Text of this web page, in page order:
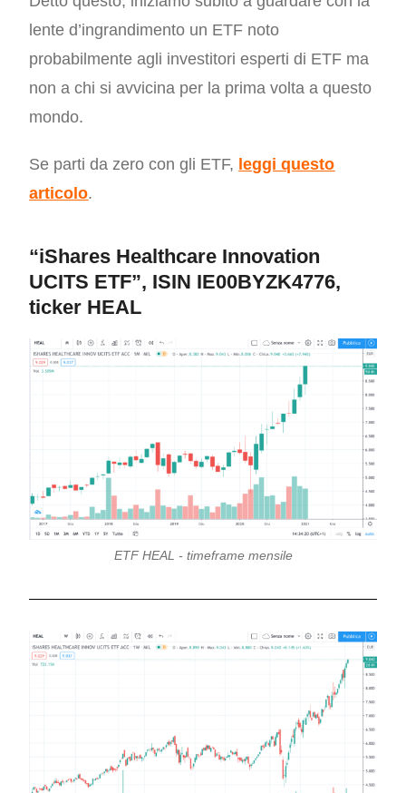
lente d’ingrandimento un ETF noto
probabilmente agli investitori esperti di ETF ma
non a chi si avvicina per la prima volta a questo
mondo.
Se parti da zero con gli ETF, leggi questo
articolo.
“iShares Healthcare Innovation
UCITS ETF”, ISIN IE00BYZK4776,
ticker HEAL
ETF HEAL - timeframe mensile